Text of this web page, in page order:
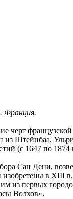
Франция.
черт
из Штейнбаа,
(с 1647 по
Сан Дени,
в XIII
из первых
Волхов».